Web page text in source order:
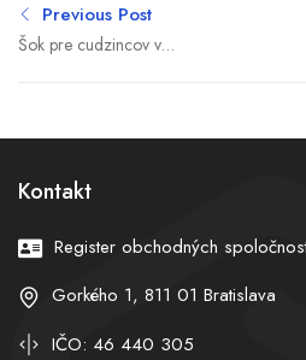
Previous Post
Šok pre cudzincov v
Kontakt
Register obchodných
Gorkého 1, 811 01 Bratislava
IČO: 46 440 305